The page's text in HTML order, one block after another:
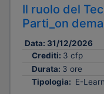
Il ruolo del
Parti_on
Data: 31/12/2026
Crediti: 3 cfp
Durata: 3 ore
Tipologia: E-